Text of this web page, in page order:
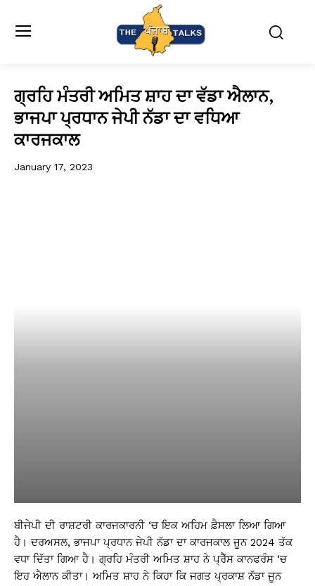
ਗ੍ਰਹਿ ਮੰਤਰੀ ਅਮਿਤ ਸ਼ਾਹ ਦਾ ਵੱਡਾ ਐਲਾਨ,
ਭਾਜਪਾ ਪ੍ਰਧਾਨ ਜੇਪੀ ਨੱਡਾ ਦਾ ਵਧਿਆ
ਕਾਰਜਕਾਲ
January 17, 2023
ਬੀਜੇਪੀ ਦੀ ਰਾਸ਼ਟਰੀ ਕਾਰਜਕਾਰਨੀ ‘ਚ ਇਕ ਅਹਿਮ ਫ਼ੈਸਲਾ ਲਿਆ ਗਿਆ
ਹੈ। ਦਰਅਸਲ, ਭਾਜਪਾ ਪ੍ਰਧਾਨ ਜੇਪੀ ਨੱਡਾ ਦਾ ਕਾਰਜਕਾਲ ਜੂਨ 2024 ਤੱਕ
ਵਧਾ ਦਿੱਤਾ ਗਿਆ ਹੈ। ਗ੍ਰਹਿ ਮੰਤਰੀ ਅਮਿਤ ਸ਼ਾਹ ਨੇ ਪ੍ਰੈੱਸ ਕਾਨਫਰੰਸ ‘ਚ
ਇਹ ਐਲਾਨ ਕੀਤਾ। ਅਮਿਤ ਸ਼ਾਹ ਨੇ ਕਿਹਾ ਕਿ ਜਗਤ ਪ੍ਰਕਾਸ਼ ਨੱਡਾ ਜੂਨ